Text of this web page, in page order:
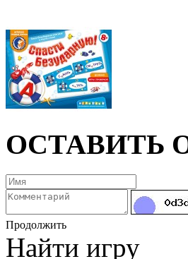
ОСТАВИТЬ
Продолжить
Найти игру